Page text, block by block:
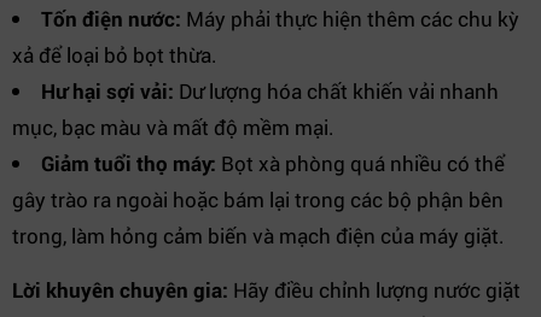
Tốn điện nước: Máy phải thực hiện thêm các chu kỳ
xả để loại bỏ bọt thừa.
Hư hại sợi vải: Dư lượng hóa chất khiến vải nhanh
mục, bạc màu và mất độ mềm mại.
Giảm tuổi thọ máy: Bọt xà phòng quá nhiều có thể
gây trào ra ngoài hoặc bám lại trong các bộ phận bên
trong, làm hỏng cảm biến và mạch điện của máy giặt.
Lời khuyên chuyên gia: Hãy điều chỉnh lượng nước giặt